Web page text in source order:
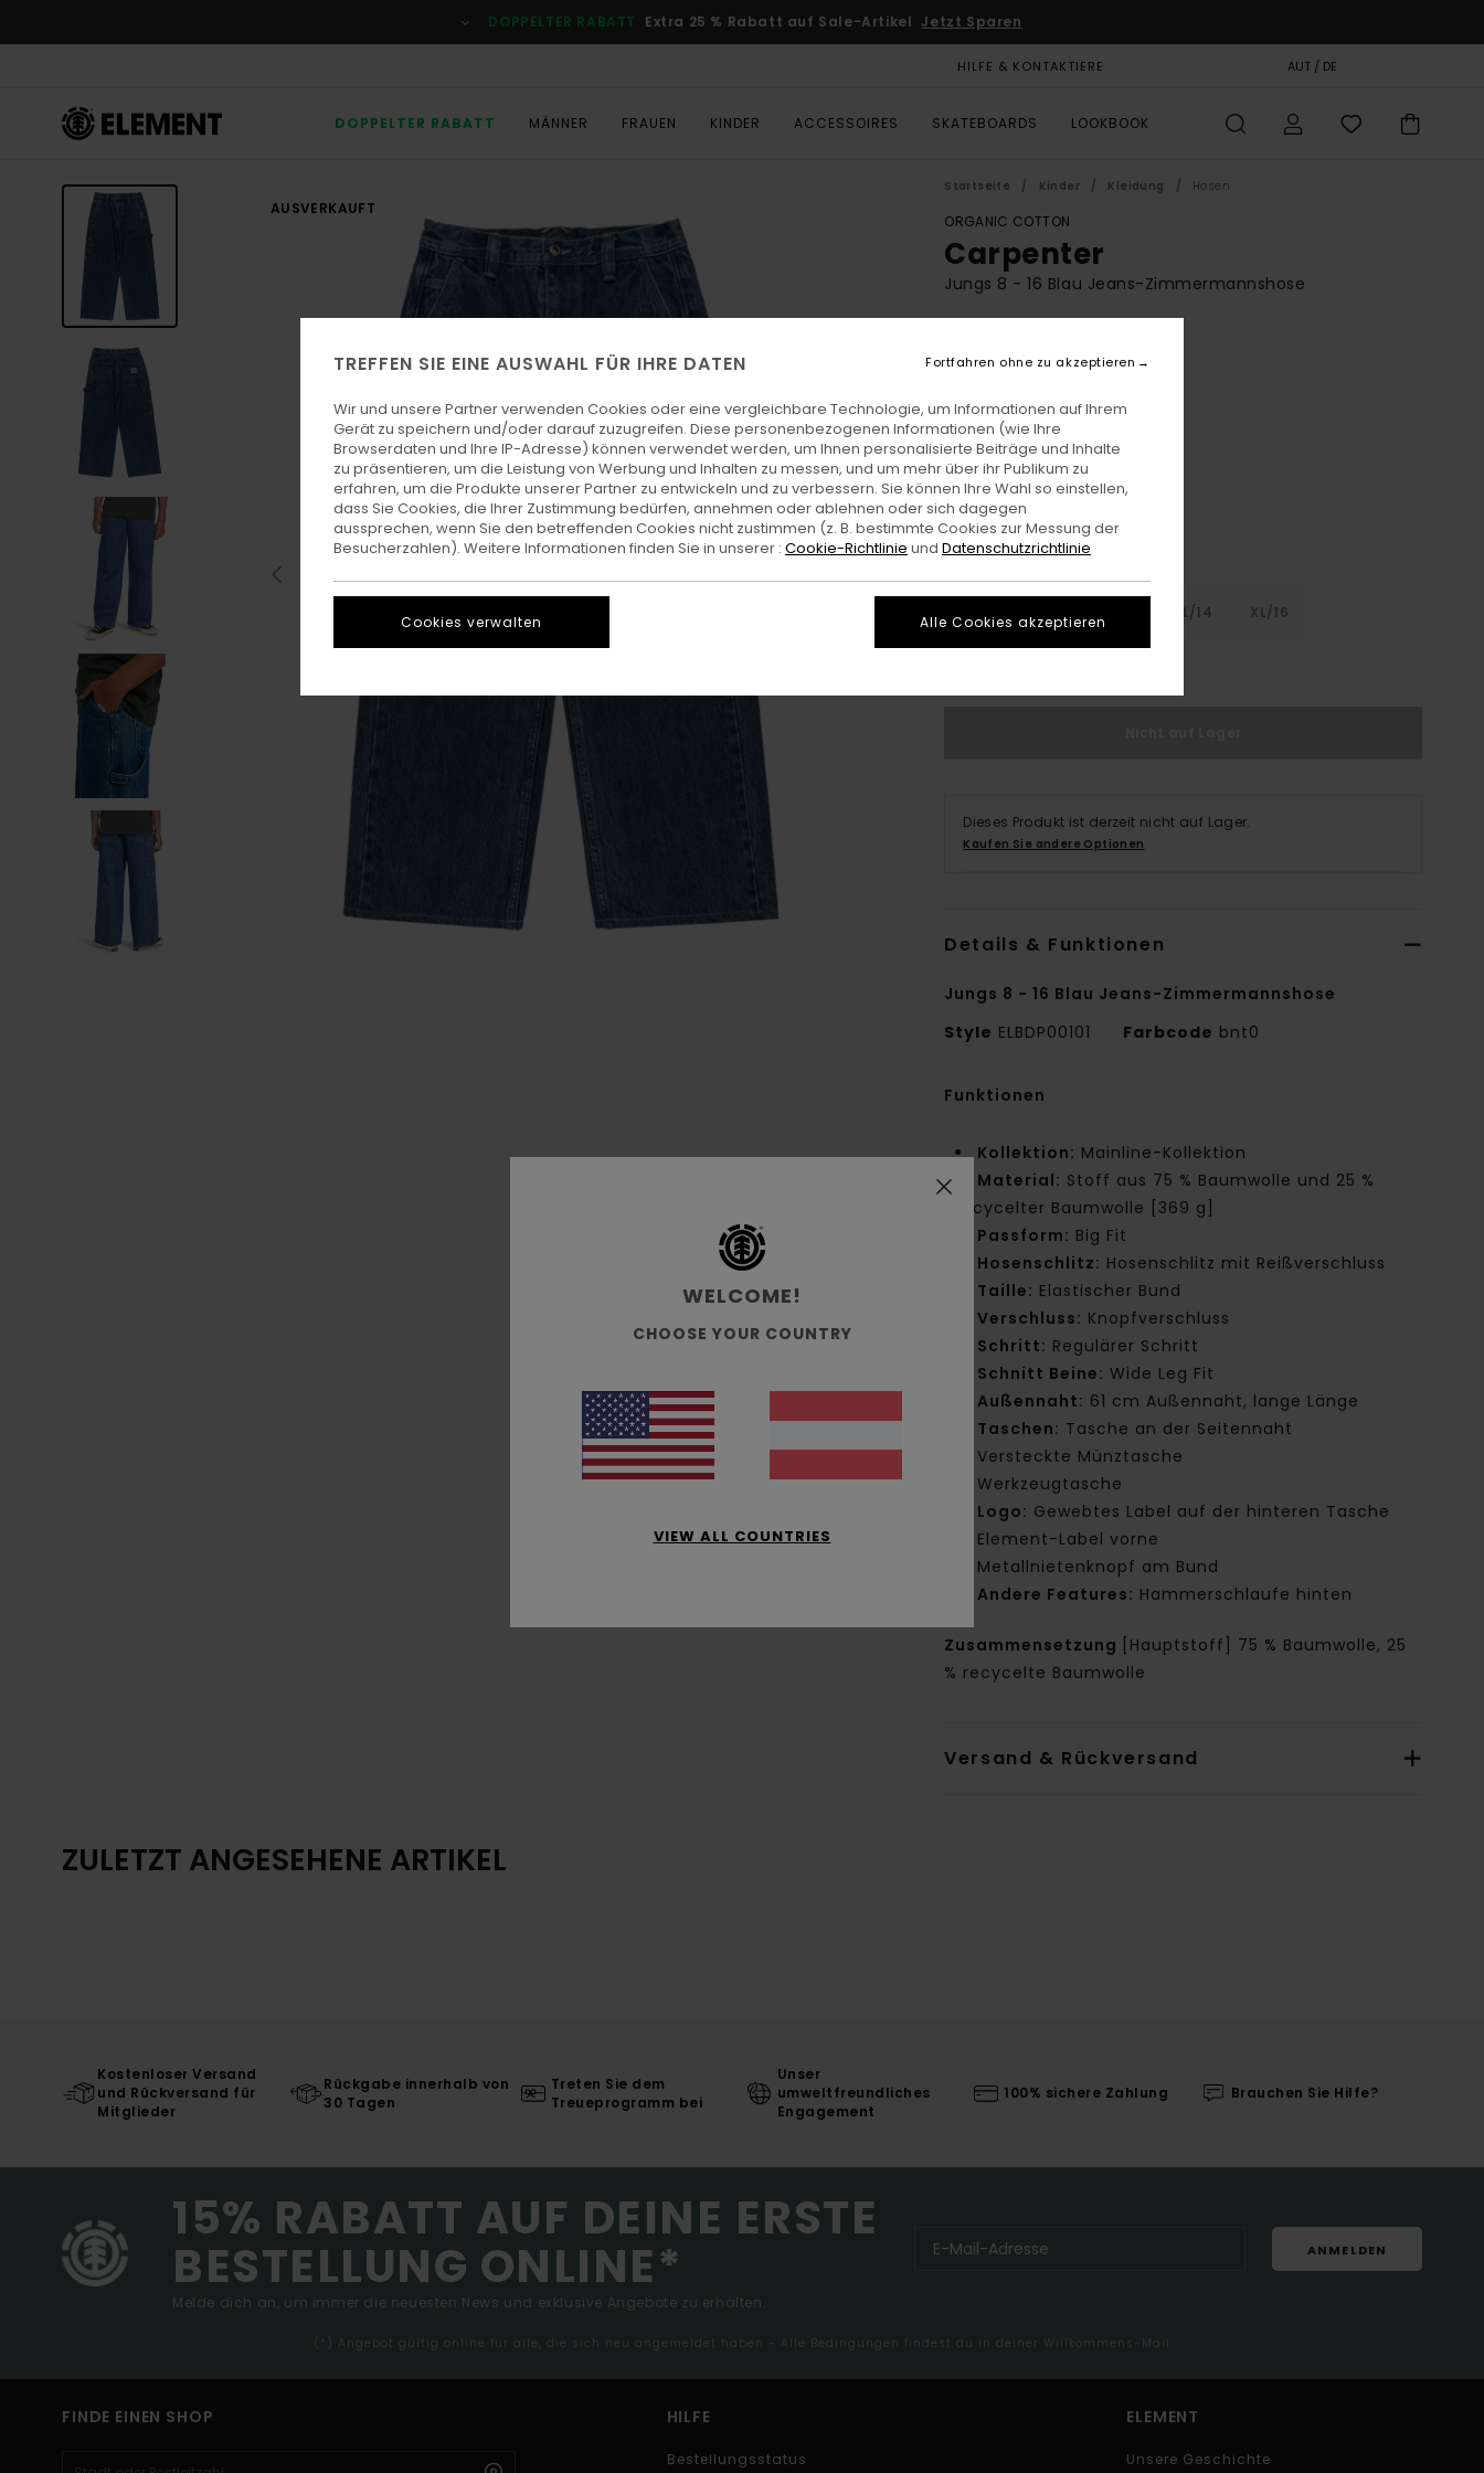
Produktinformation
DOPPELTER RABATT Extra 25 % Rabatt auf Sale-Artikel Jetzt Sparen
HILFE & KONTAKTIERE AUT / DE
DOPPELTER RABATT MÄNNER FRAUEN KINDER ACCESSOIRES SKATEBOARDS LOOKBOOK
AUSVERKAUFT
Startseite Kinder Kleidung Hosen
ORGANIC COTTON
Carpenter
Jungs 8 - 16 Blau Jeans-Zimmermannshose
DOPPELTER RABATT EXTRA 25 %
Farbe Mid Used
L/14 XL/16
Dieses Produkt ist derzeit nicht auf Lager.
Kaufen Sie andere Optionen
Details & Funktionen
Jungs 8 - 16 Blau Jeans-Zimmermannshose
Style ELBDP00101 Farbcode bnt0
Funktionen
Kollektion: Mainline-Kollektion
Material: Stoff aus 75 % Baumwolle und 25 %
recycelter Baumwolle [369 g]
Passform: Big Fit
Hosenschlitz: Hosenschlitz mit Reißverschluss
Taille: Elastischer Bund
Verschluss: Knopfverschluss
Schritt: Regulärer Schritt
Schnitt Beine: Wide Leg Fit
Außennaht: 61 cm Außennaht, lange Länge
Taschen: Tasche an der Seitennaht
Versteckte Münztasche
Werkzeugtasche
Logo: Gewebtes Label auf der hinteren Tasche
Element-Label vorne
Metallnietenknopf am Bund
Andere Features: Hammerschlaufe hinten
Zusammensetzung
[Hauptstoff] 75 % Baumwolle, 25
% recycelte Baumwolle
Versand & Rückversand
ZULETZT ANGESEHENE ARTIKEL
Kostenloser Versand
und Rückversand für
Mitglieder
Rückgabe innerhalb von
30 Tagen
Treten Sie dem
Treueprogramm bei
Unser
umweltfreundliches
Engagement
100% sichere Zahlung Brauchen Sie Hilfe?
15% RABATT AUF DEINE ERSTE
BESTELLUNG ONLINE*
Melde dich an, um immer die neuesten News und exklusive Angebote zu erhalten.
ANMELDEN
(*) Angebot gültig online für alle, die sich neu angemeldet haben - Alle Bedingungen findest du in deiner Willkommens-Mail
FINDE EINEN SHOP HILFE
Bestellungsstatus
ELEMENT
Unsere Geschichte
WELCOME!
CHOOSE YOUR COUNTRY
VIEW ALL COUNTRIES
TREFFEN SIE EINE AUSWAHL FÜR IHRE DATEN
Wir und unsere Partner verwenden Cookies oder eine vergleichbare Technologie, um Informationen auf Ihrem
Gerät zu speichern und/oder darauf zuzugreifen. Diese personenbezogenen Informationen (wie Ihre
Browserdaten und Ihre IP-Adresse) können verwendet werden, um Ihnen personalisierte Beiträge und Inhalte
zu präsentieren, um die Leistung von Werbung und Inhalten zu messen, und um mehr über ihr Publikum zu
erfahren, um die Produkte unserer Partner zu entwickeln und zu verbessern. Sie können Ihre Wahl so einstellen,
dass Sie Cookies, die Ihrer Zustimmung bedürfen, annehmen oder ablehnen oder sich dagegen
aussprechen, wenn Sie den betreffenden Cookies nicht zustimmen (z. B. bestimmte Cookies zur Messung der
Besucherzahlen). Weitere Informationen finden Sie in unserer : Cookie-Richtlinie und Datenschutzrichtlinie
Cookies verwalten
Fortfahren ohne zu akzeptieren
Alle Cookies akzeptieren